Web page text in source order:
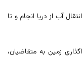
آب از دریا انجام و تا
زمین به متقاضیان،